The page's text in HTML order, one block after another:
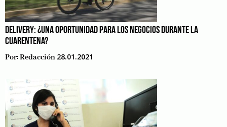
DELIVERY: ¿UNA OPORTUNIDAD PARA LOS NEGOCIOS DURANTE LA
CUARENTENA?
Por:Redacción 28.01.2021